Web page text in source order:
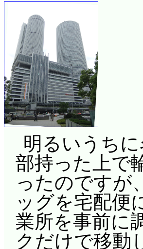
明るいうち
部持った上で
ったのですが
ッグを宅配便
業所を事前に
クだけで移動